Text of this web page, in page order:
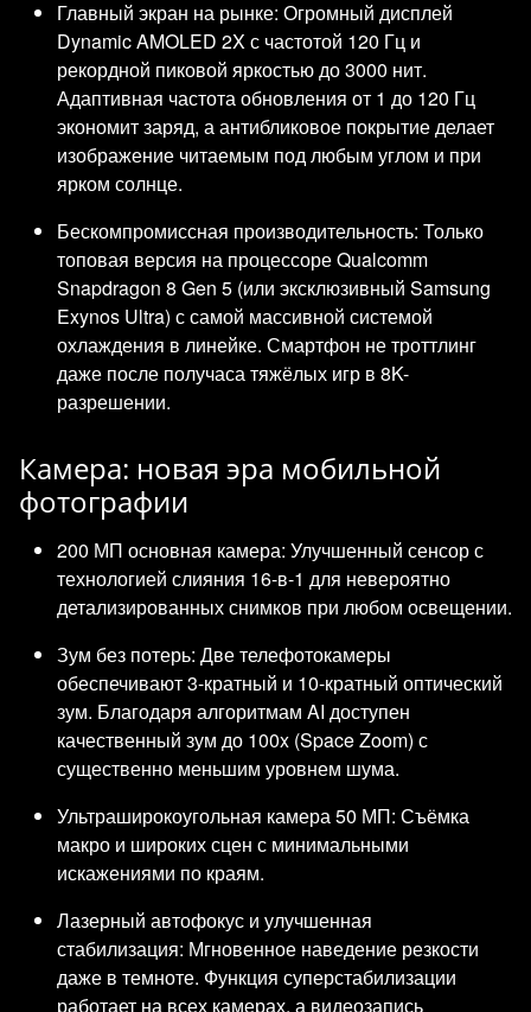
Главный экран на рынке: Огромный дисплей
Dynamic AMOLED 2X с частотой 120 Гц и
рекордной пиковой яркостью до 3000 нит.
Адаптивная частота обновления от 1 до 120 Гц
экономит заряд, а антибликовое покрытие делает
изображение читаемым под любым углом и при
ярком солнце.
Бескомпромиссная производительность: Только
топовая версия на процессоре Qualcomm
Snapdragon 8 Gen 5 (или эксклюзивный Samsung
Exynos Ultra) с самой массивной системой
охлаждения в линейке. Смартфон не троттлинг
даже после получаса тяжёлых игр в 8K-
разрешении.
Камера: новая эра мобильной
фотографии
200 МП основная камера: Улучшенный сенсор с
технологией слияния 16-в-1 для невероятно
детализированных снимков при любом освещении.
Зум без потерь: Две телефотокамеры
обеспечивают 3-кратный и 10-кратный оптический
зум. Благодаря алгоритмам AI доступен
качественный зум до 100x (Space Zoom) с
существенно меньшим уровнем шума.
Ультраширокоугольная камера 50 МП: Съёмка
макро и широких сцен с минимальными
искажениями по краям.
Лазерный автофокус и улучшенная
стабилизация: Мгновенное наведение резкости
даже в темноте. Функция суперстабилизации
работает на всех камерах, а видеозапись